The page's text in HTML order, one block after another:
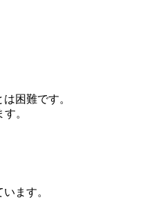
困難です。
。
ます。